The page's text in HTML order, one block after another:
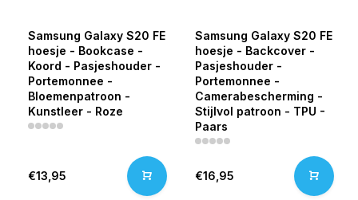
Samsung Galaxy S20 FE
hoesje - Bookcase -
Koord - Pasjeshouder -
Portemonnee -
Bloemenpatroon -
Kunstleer - Roze
€13,95
Samsung Galaxy S20 FE
hoesje - Backcover -
Pasjeshouder -
Portemonnee -
Camerabescherming -
Stijlvol patroon - TPU -
Paars
€16,95